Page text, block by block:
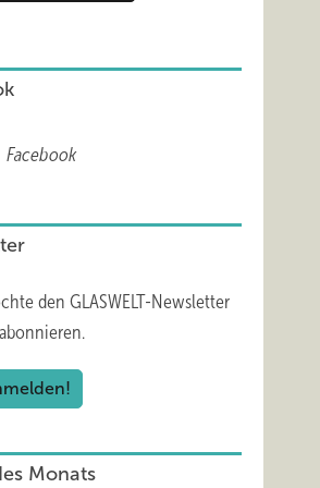
Facebook
den GLASWELT-Newsletter
Monats